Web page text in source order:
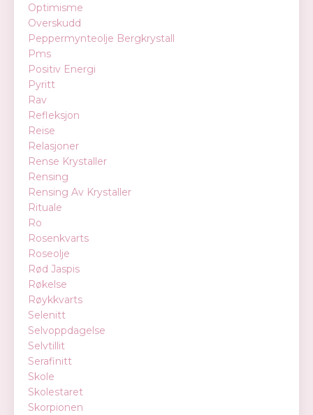
Optimisme
Overskudd
Peppermynteolje Bergkrystall
Pms
Positiv Energi
Pyritt
Rav
Refleksjon
Reise
Relasjoner
Rense Krystaller
Rensing
Rensing Av Krystaller
Rituale
Ro
Rosenkvarts
Roseolje
Rød Jaspis
Røkelse
Røykkvarts
Selenitt
Selvoppdagelse
Selvtillit
Serafinitt
Skole
Skolestaret
Skorpionen